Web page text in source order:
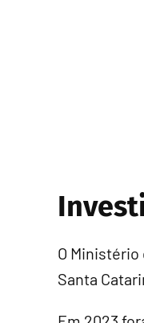
O
Santa